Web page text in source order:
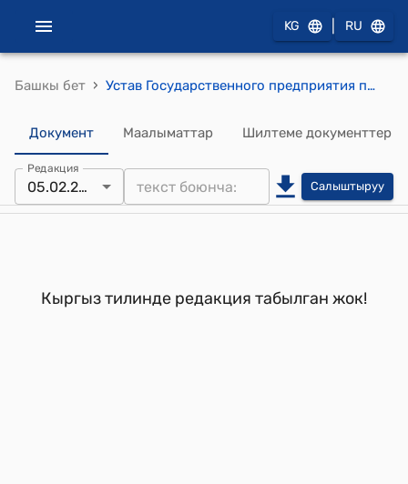
KG RU
Башкы бет › Устав Государственного предприятия по организации проектирования и строительства объектов специального назначения "Спецстройсервис" (Утвержден постановлением Правительства КР от 05 февраля 2003 года № 44).
Документ Маалыматтар Шилтеме документтер
Редакция
05.02.2003 Салыштыруу
Кыргыз тилинде редакция табылган жок!